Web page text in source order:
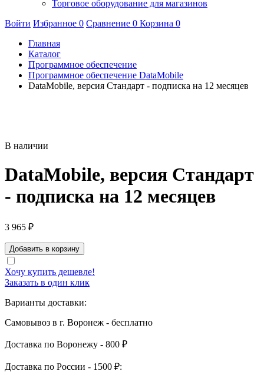
Торговое оборудование для магазинов
Войти Избранное 0 Сравнение 0 Корзина 0
Главная
Каталог
Программное обеспечение
Программное обеспечение DataMobile
DataMobile, версия Стандарт - подписка на 12 месяцев
В наличии
DataMobile, версия Стандарт
- подписка на 12 месяцев
3 965 ₽
Хочу купить дешевле!
Заказать в один клик
Варианты доставки:
Самовывоз в г. Воронеж - бесплатно
Доставка по Воронежу - 800 ₽
Доставка по России - 1500 ₽: